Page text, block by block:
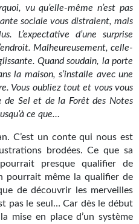
vu qu’elle-même n’est pas
sociale vous distraient, mais
L’expectative d’une surprise
Malheureusement, celle-
Quand soudain, la porte
la maison, s’installe avec une
Vous oubliez tout et vous vous
de Sel et de la Forêt des Notes
ce que…
C’est un conte qui nous est
brodées. Ce que sa
presque qualifier de
pourrait même la qualifier de
de découvrir les merveilles
pas le seul… Car dès le début
mise en place d’un système